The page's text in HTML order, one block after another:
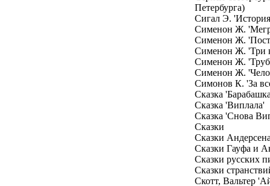
Петербурга)
Сигал Э.
Сименон Ж.
Сименон Ж.
Сименон Ж. 'Три
Сименон Ж.
Сименон Ж.
Симонов К. 'За
Сказка
Сказка 'Виплала'
Сказка 'Снова
Сказки
Сказки
Сказки Гауфа и
Сказки русских
Сказки
Скотт, Вальтер